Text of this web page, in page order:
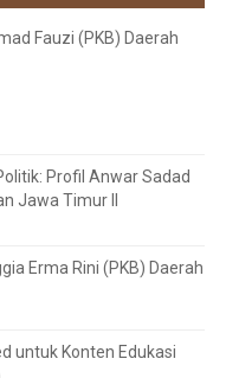
Fauzi (PKB) Daerah
Profil Anwar Sadad
Jawa Timur II
Erma Rini (PKB) Daerah
untuk Konten Edukasi